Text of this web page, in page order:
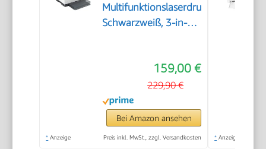
Multifunktionslaserdrucker,
Schwarzweiß, 3-in-1
Duplex, Airprint, 29
159,00 €
229,90 €
Bei Amazon ansehen
* Anzeige Preis inkl. MwSt., zzgl. Versandkosten * Anzeige